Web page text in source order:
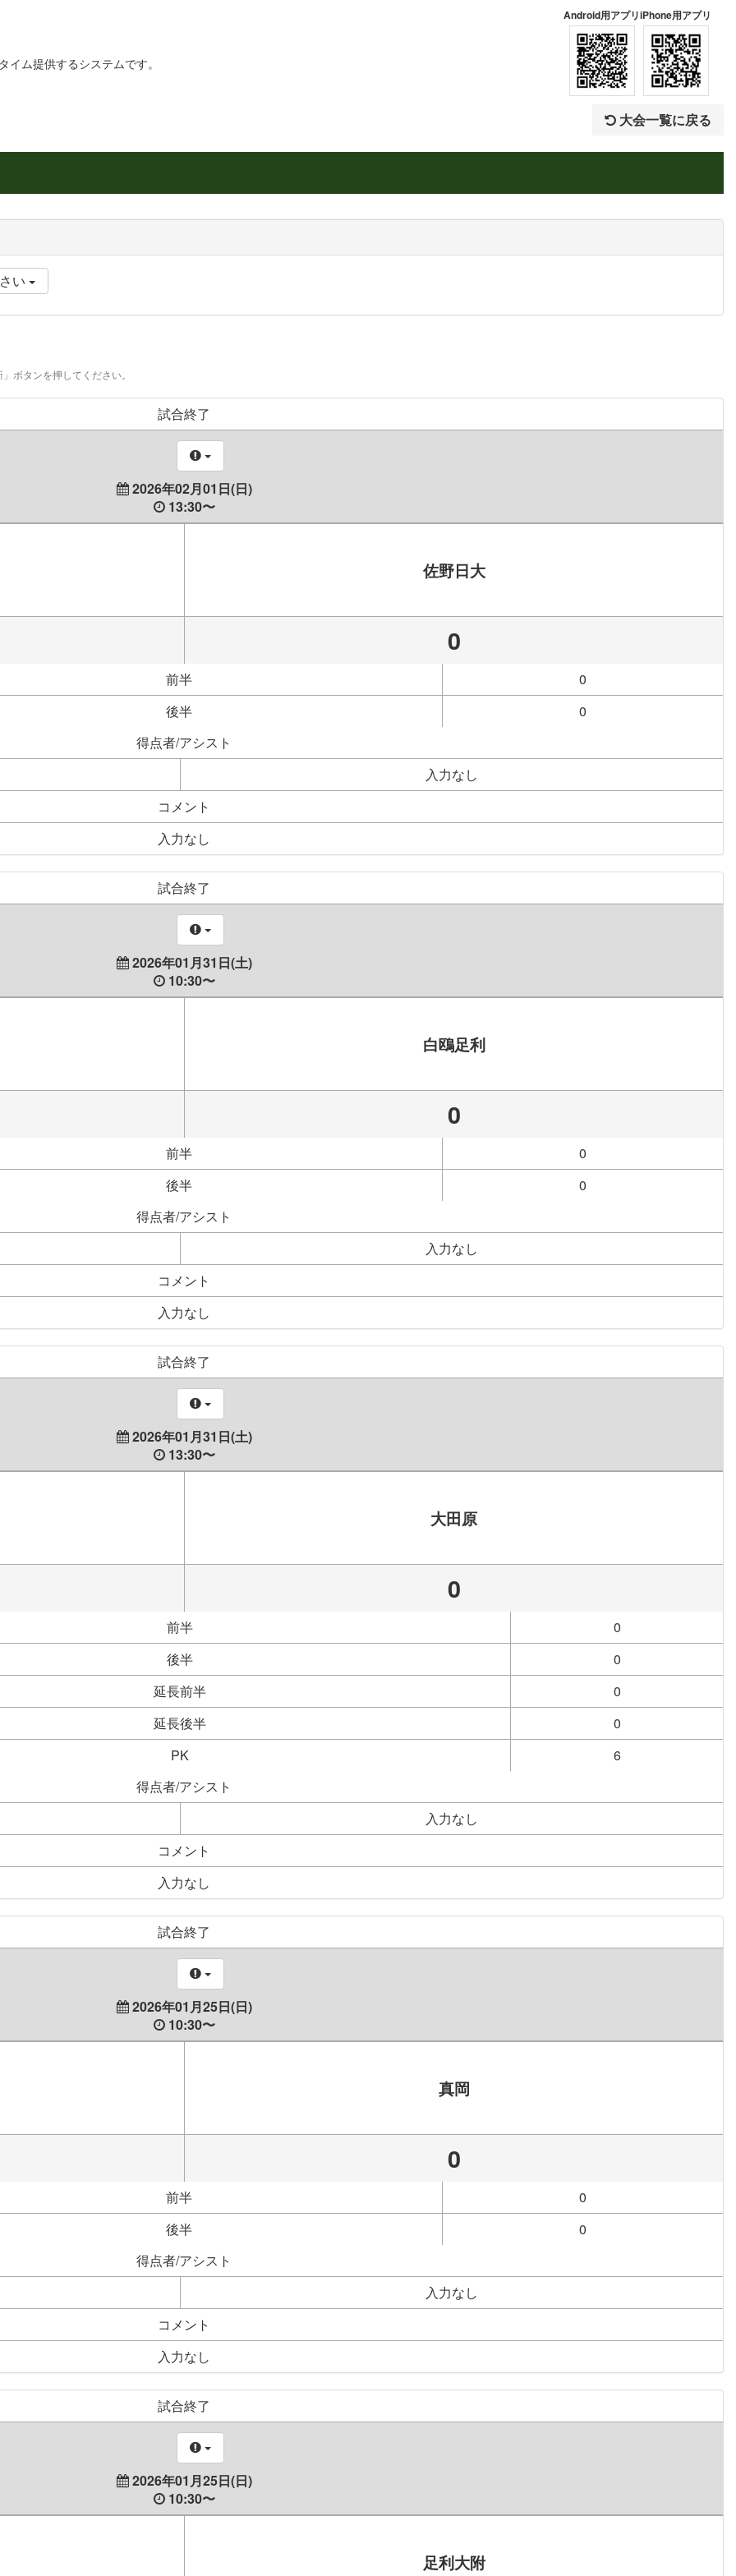
ム提供するシステムです。
Android用アプリiPhone用アプリ
大会一覧に戻る
い
ボタンを押してください。
試合終了
2026年02月01日(日)
13:30〜
佐野日大
0
前半
0
後半
0
得点者/アシスト
入力なし
コメント
入力なし
試合終了
2026年01月31日(土)
10:30〜
白鴎足利
0
前半
0
後半
0
得点者/アシスト
入力なし
コメント
入力なし
試合終了
2026年01月31日(土)
13:30〜
大田原
0
前半
0
後半
0
延長前半
0
延長後半
0
PK
6
得点者/アシスト
入力なし
コメント
入力なし
試合終了
2026年01月25日(日)
10:30〜
真岡
0
前半
0
後半
0
得点者/アシスト
入力なし
コメント
入力なし
試合終了
2026年01月25日(日)
10:30〜
足利大附